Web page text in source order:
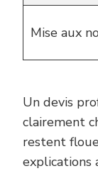
Mise aux
Un devis
clairement
restent
explications